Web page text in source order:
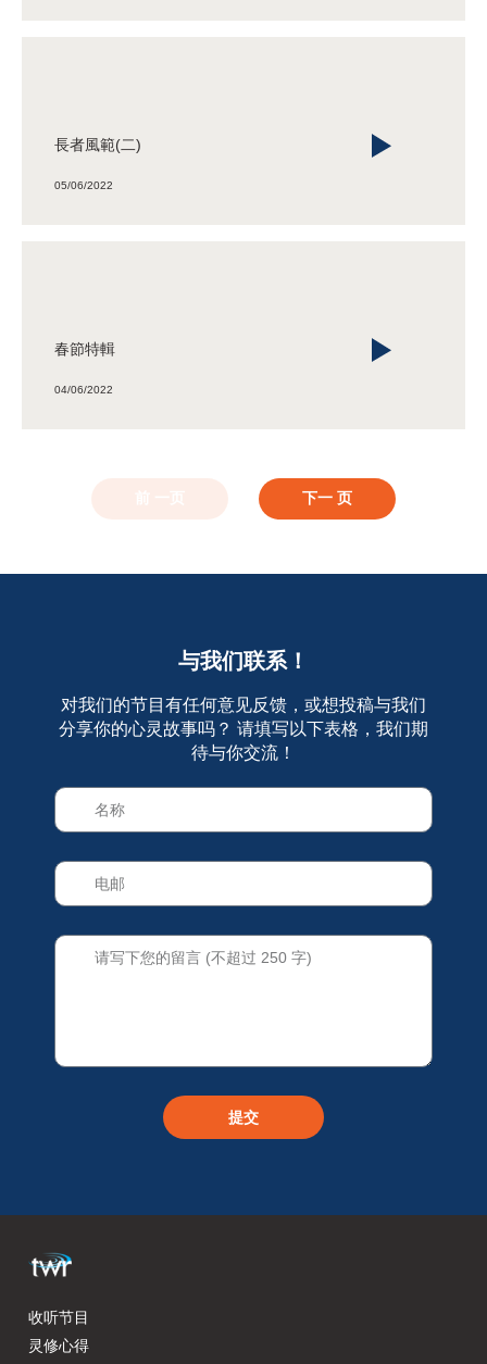
長者風範(二)
05/06/2022
春節特輯
04/06/2022
下一 页
与我们联系！
对我们的节目有任何意见反馈，或想投稿与我们
分享你的心灵故事吗？ 请填写以下表格，我们期
待与你交流！
提交
收听节目
灵修心得